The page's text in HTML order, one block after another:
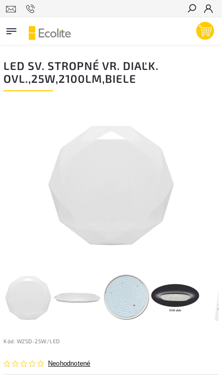
Hľadať
LED SV. STROPNÉ VR. DIAĽK.
OVL.,25W,2100LM,BIELE
Kód: WZSD-25W/LED
Neohodnotené